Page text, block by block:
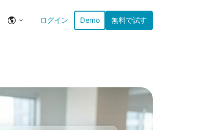
ログイン Demo 無料で試す